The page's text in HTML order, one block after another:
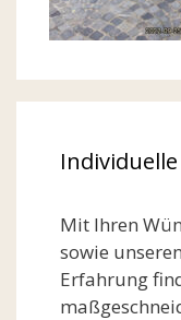
Mit Ihren
sowie
Erfahrung